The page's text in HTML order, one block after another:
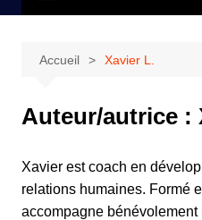
Accueil Xavier L.
Auteur/autrice :
Xavier est coach en
relations humaines. Formé
accompagne